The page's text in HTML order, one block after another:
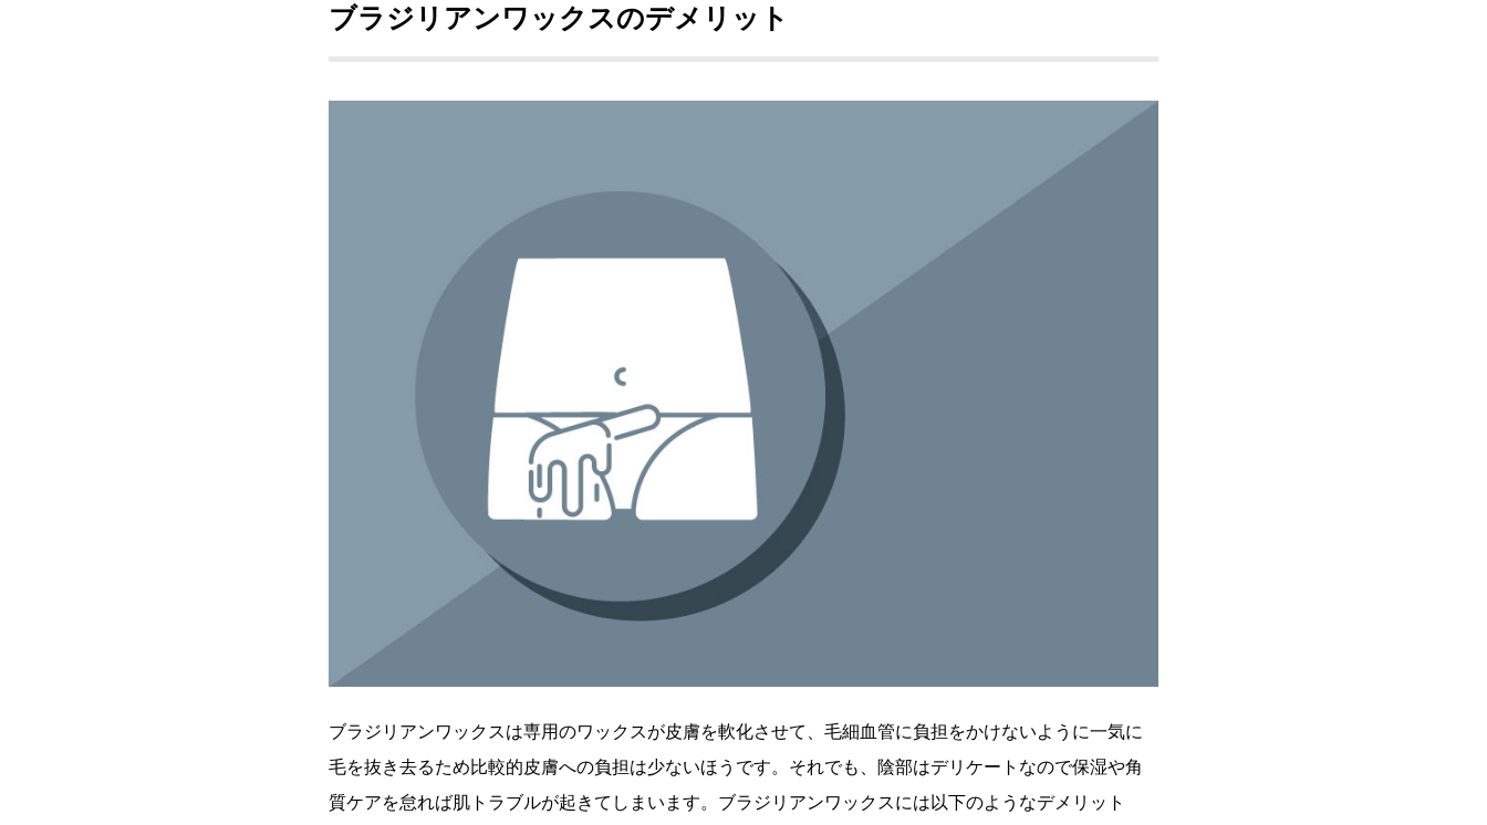
ブラジリアンワックスのデメリット
ブラジリアンワックスは専用のワックスが皮膚を軟化させて、毛細血管に負担をかけないように一気に
毛を抜き去るため比較的皮膚への負担は少ないほうです。それでも、陰部はデリケートなので保湿や角
質ケアを怠れば肌トラブルが起きてしまいます。ブラジリアンワックスには以下のようなデメリット